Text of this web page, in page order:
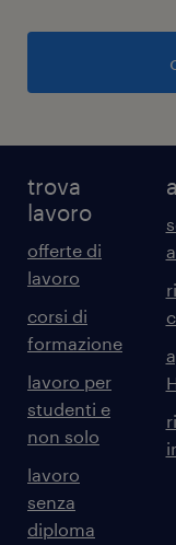
trova
lavoro
offerte di
lavoro
corsi di
formazione
lavoro per
studenti e
non solo
lavoro
senza
diploma